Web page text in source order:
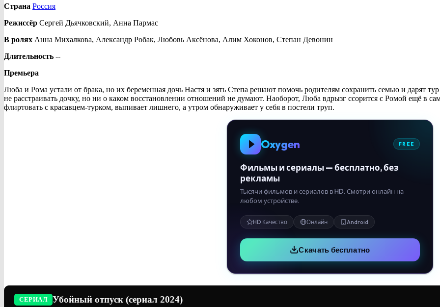
Страна Россия
Режиссёр Сергей Дьячковский, Анна Пармас
В ролях Анна Михалкова, Александр Робак, Любовь Аксёнова, Алим Хоконов, Степан Девонин
Длительность --
Премьера
Люба и Рома устали от брака, но их беременная дочь Настя и зять Степа решают помочь родителям сохранить семью и дарят
не расстраивать дочку, но ни о каком восстановлении отношений не думают. Наоборот, Люба вдрызг ссорится с Ромой ещё в
флиртовать с красавцем-турком, выпивает лишнего, а утром обнаруживает у себя в постели труп.
Oxygen FREE
Фильмы и сериалы — бесплатно, без
рекламы
Тысячи фильмов и сериалов в HD. Смотри онлайн на
любом устройстве.
HD Качество Онлайн Android
Скачать бесплатно
СЕРИАЛ Убойный отпуск (сериал 2024)